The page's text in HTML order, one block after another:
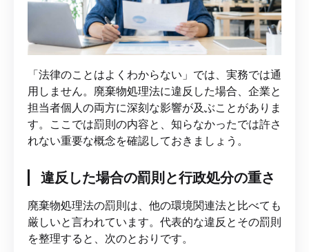
「法律のことはよくわからない」では、実務では通
用しません。廃棄物処理法に違反した場合、企業と
担当者個人の両方に深刻な影響が及ぶことがありま
す。ここでは罰則の内容と、知らなかったでは許さ
れない重要な概念を確認しておきましょう。
違反した場合の罰則と行政処分の重さ
廃棄物処理法の罰則は、他の環境関連法と比べても
厳しいと言われています。代表的な違反とその罰則
を整理すると、次のとおりです。